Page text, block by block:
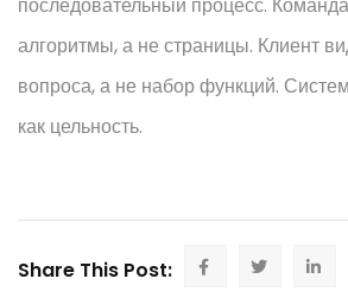
алгоритмы, а не страницы. Клиент
вопроса, а не набор функций.
как цельность.
Share This Post: